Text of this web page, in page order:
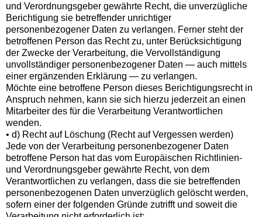
und Verordnungsgeber gewährte Recht, die unverzügliche
Berichtigung sie betreffender unrichtiger
personenbezogener Daten zu verlangen. Ferner steht der
betroffenen Person das Recht zu, unter Berücksichtigung
der Zwecke der Verarbeitung, die Vervollständigung
unvollständiger personenbezogener Daten — auch mittels
einer ergänzenden Erklärung — zu verlangen.
Möchte eine betroffene Person dieses Berichtigungsrecht in
Anspruch nehmen, kann sie sich hierzu jederzeit an einen
Mitarbeiter des für die Verarbeitung Verantwortlichen
wenden.
• d) Recht auf Löschung (Recht auf Vergessen werden)
Jede von der Verarbeitung personenbezogener Daten
betroffene Person hat das vom Europäischen Richtlinien-
und Verordnungsgeber gewährte Recht, von dem
Verantwortlichen zu verlangen, dass die sie betreffenden
personenbezogenen Daten unverzüglich gelöscht werden,
sofern einer der folgenden Gründe zutrifft und soweit die